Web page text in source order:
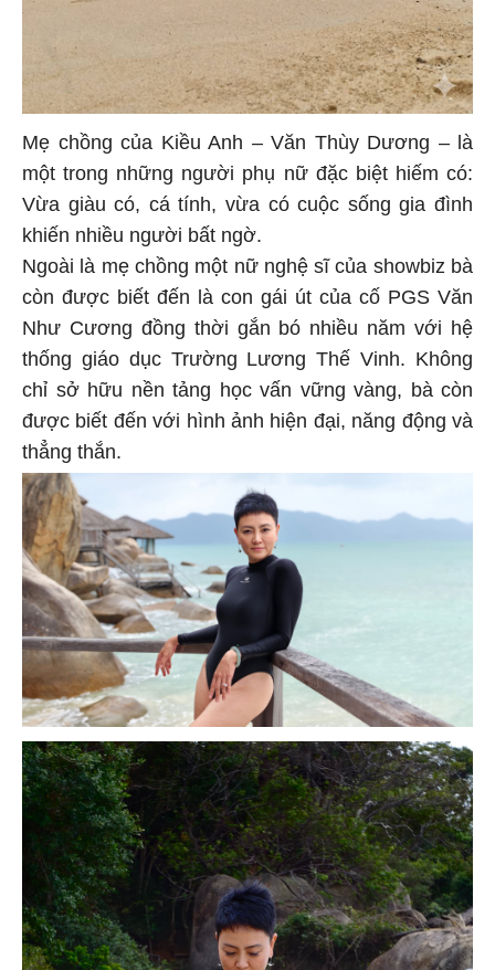
Mẹ chồng của Kiều Anh – Văn Thùy Dương – là
một trong những người phụ nữ đặc biệt hiếm có:
Vừa giàu có, cá tính, vừa có cuộc sống gia đình
khiến nhiều người bất ngờ.
Ngoài là mẹ chồng một nữ nghệ sĩ của showbiz bà
còn được biết đến là con gái út của cố PGS Văn
Như Cương đồng thời gắn bó nhiều năm với hệ
thống giáo dục Trường Lương Thế Vinh. Không
chỉ sở hữu nền tảng học vấn vững vàng, bà còn
được biết đến với hình ảnh hiện đại, năng động và
thẳng thắn.